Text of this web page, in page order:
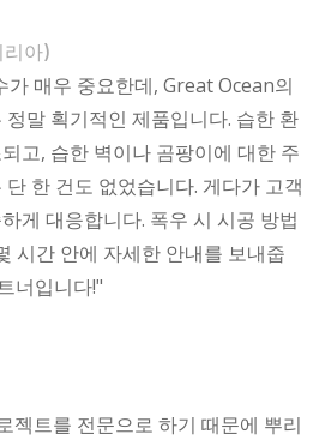
아)
가 매우 중요한데, Great Ocean의
말 획기적인 제품입니다. 습한 환
고, 습한 벽이나 곰팡이에 대한 주
한 건도 없었습니다. 게다가 고객
게 대응합니다. 폭우 시 시공 방법
시간 안에 자세한 안내를 보내줍
너입니다!"
젝트를 전문으로 하기 때문에 뿌리